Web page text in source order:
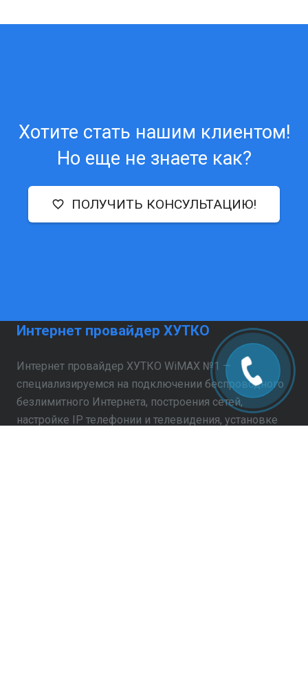
Хотите стать нашим клиентом!
Но еще не знаете как?
favorite_outline ПОЛУЧИТЬ КОНСУЛЬТАЦИЮ!
Интернет провайдер ХУТКО
Интернет провайдер ХУТКО WiMAX №1 —
специализируемся на подключении беспроводного
безлимитного Интернета, построения сетей,
настройке IP телефонии и телевидения, установке